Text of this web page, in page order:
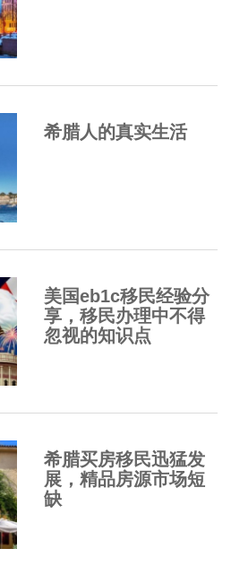
希腊人的真实生活
美国eb1c移民经验分
享，移民办理中不得
忽视的知识点
希腊买房移民迅猛发
展，精品房源市场短
缺